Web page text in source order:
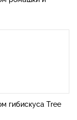
гибискуса Tree